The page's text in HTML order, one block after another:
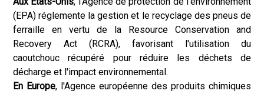
(EPA) réglemente la gestion et le recyclage des pneus de
ferraille en vertu de la Resource Conservation and
Recovery Act (RCRA), favorisant l'utilisation du
caoutchouc récupéré pour réduire les déchets de
décharge et l'impact environnemental.
En Europe, l'Agence européenne des produits chimiques